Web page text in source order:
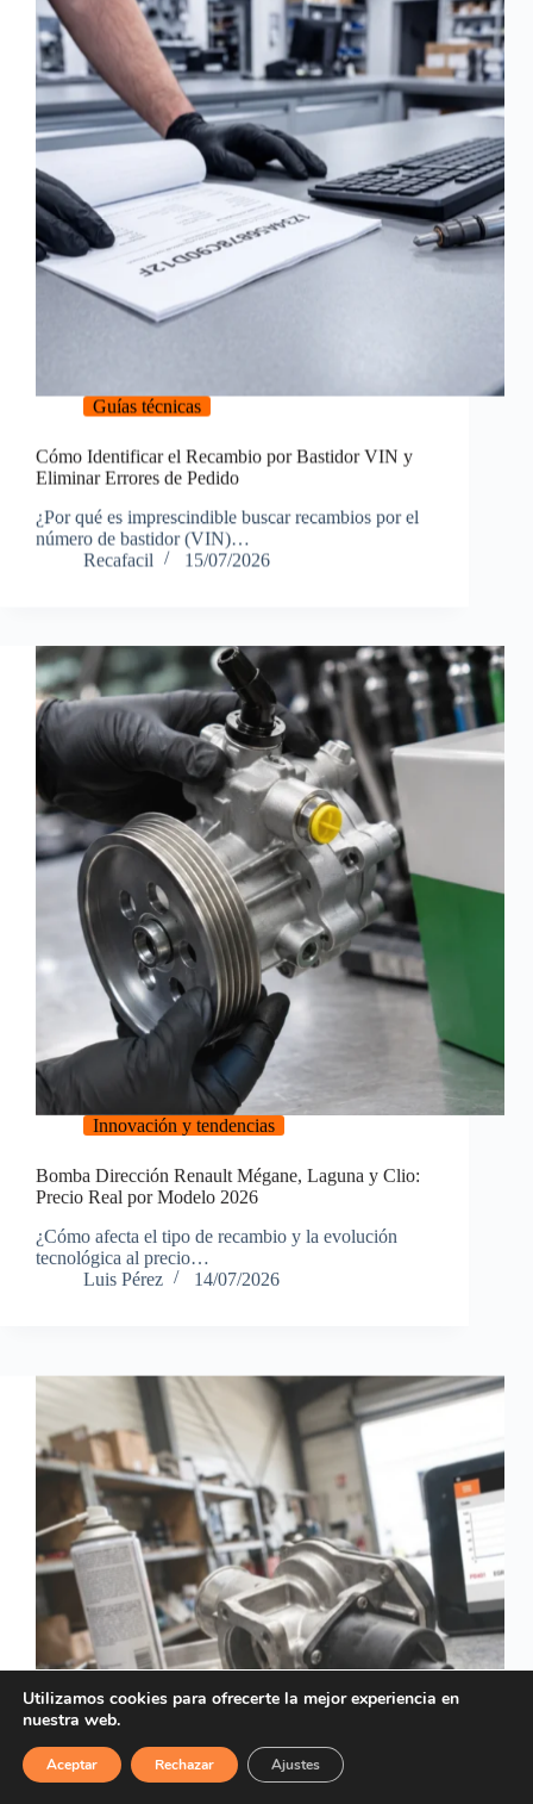
Guías técnicas
Cómo Identificar el Recambio por Bastidor VIN y
Eliminar Errores de Pedido
¿Por qué es imprescindible buscar recambios por el
número de bastidor (VIN)…
Recafacil
15/07/2026
Innovación y tendencias
Bomba Dirección Renault Mégane, Laguna y Clio:
Precio Real por Modelo 2026
¿Cómo afecta el tipo de recambio y la evolución
tecnológica al precio…
Luis Pérez
14/07/2026
Utilizamos cookies para ofrecerte la mejor experiencia en
nuestra web.
Aceptar Rechazar Ajustes